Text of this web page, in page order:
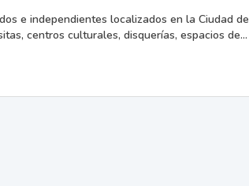
e independientes localizados en la Ciudad de
centros culturales, disquerías, espacios de...